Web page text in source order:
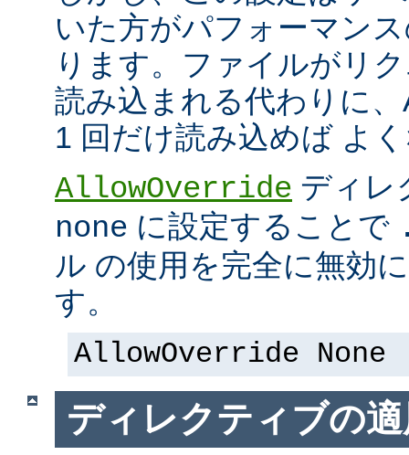
いた方がパフォーマン
ります。ファイルがリ
読み込まれる代わりに
1 回だけ読み込めば よ
AllowOverride ディレ
none に設定することで
ル の使用を完全に無効
す。
AllowOverride None
ディレクティブの